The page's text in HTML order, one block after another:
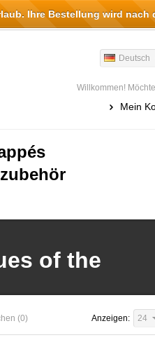
Deutsch
Willkommen!
Mein
zubehör
of the
(0) Anzeigen: 24
Ihre Bestellung wird nach